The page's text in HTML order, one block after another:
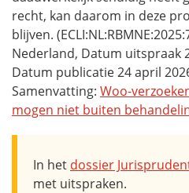
recht, kan daarom in deze
blijven.
Nederland, Datum uitspraak
Datum publicatie 24 april
Samenvatting: Woo-
mogen niet buiten
In het dossier
met uitspraken.